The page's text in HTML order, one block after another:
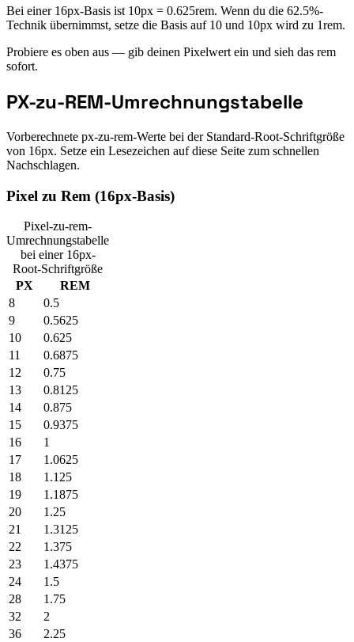
Bei einer 16px-Basis ist 10px = 0.625rem. Wenn du die 62.5%-
Technik übernimmst, setze die Basis auf 10 und 10px wird zu 1rem.
Probiere es oben aus — gib deinen Pixelwert ein und sieh das rem
sofort.
PX-zu-REM-Umrechnungstabelle
Vorberechnete px-zu-rem-Werte bei der Standard-Root-Schriftgröße
von 16px. Setze ein Lesezeichen auf diese Seite zum schnellen
Nachschlagen.
Pixel zu Rem (16px-Basis)
Pixel-zu-rem-
Umrechnungstabelle
bei einer 16px-
Root-Schriftgröße
PX
REM
8
0.5
9
0.5625
10
0.625
11
0.6875
12
0.75
13
0.8125
14
0.875
15
0.9375
16
1
17
1.0625
18
1.125
19
1.1875
20
1.25
21
1.3125
22
1.375
23
1.4375
24
1.5
28
1.75
32
2
36
2.25